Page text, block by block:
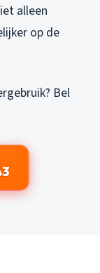
alleen
op de
Bel